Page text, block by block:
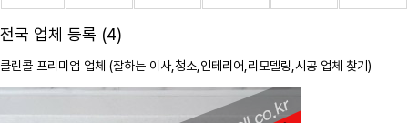
전국 업체 등록 (4)
클린콜 프리미엄 업체 (잘하는 이사, 청소 ,인테리어,리모델링,시공 업체 찾기)